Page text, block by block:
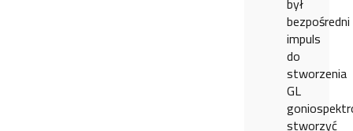
bezpośredni
impuls
do
stworzenia
GL
stworzyć